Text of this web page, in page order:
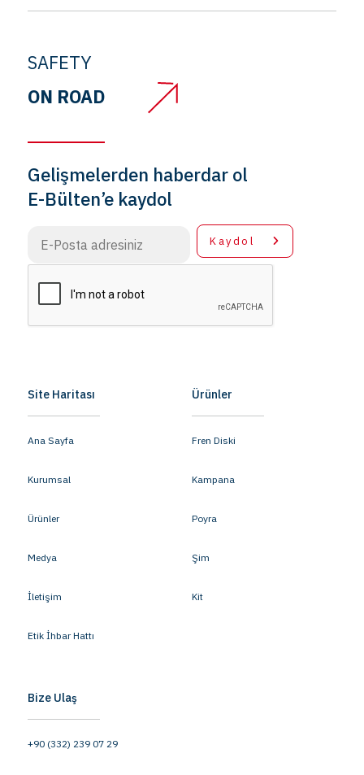
SAFETY
ON ROAD
Gelişmelerden haberdar ol
E-Bülten’e kaydol
Kaydol
Site Haritası
Ana Sayfa
Kurumsal
Ürünler
Medya
İletişim
Etik İhbar Hattı
Ürünler
Fren Diski
Kampana
Poyra
Şim
Kit
Bize Ulaş
+90 (332) 239 07 29